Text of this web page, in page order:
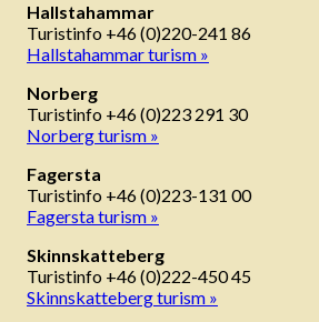
Hallstahammar
Turistinfo +46 (0)220-241 86
Hallstahammar turism »
Norberg
Turistinfo +46 (0)223 291 30
Norberg turism »
Fagersta
Turistinfo +46 (0)223-131 00
Fagersta turism »
Skinnskatteberg
Turistinfo +46 (0)222-450 45
Skinnskatteberg turism »